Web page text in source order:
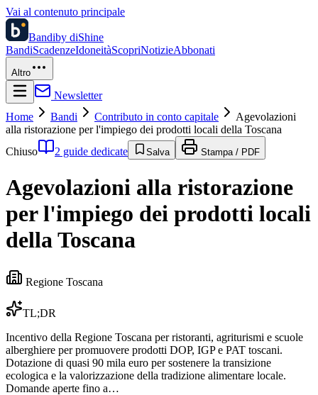
Vai al contenuto principale
Bandiby diShine
BandiScadenzeIdoneitàScopriNotizieAbbonati
Altro
Newsletter
Home
Bandi Contributo in conto capitale
Agevolazioni
alla ristorazione per l'impiego dei prodotti locali della Toscana
Chiuso
2 guide dedicate Salva Stampa / PDF
Agevolazioni alla ristorazione
per l'impiego dei prodotti locali
della Toscana
Regione Toscana
TL;DR
Incentivo della Regione Toscana per ristoranti, agriturismi e scuole
alberghiere per promuovere prodotti DOP, IGP e PAT toscani.
Dotazione di quasi 90 mila euro per sostenere la transizione
ecologica e la valorizzazione della tradizione alimentare locale.
Domande aperte fino a…